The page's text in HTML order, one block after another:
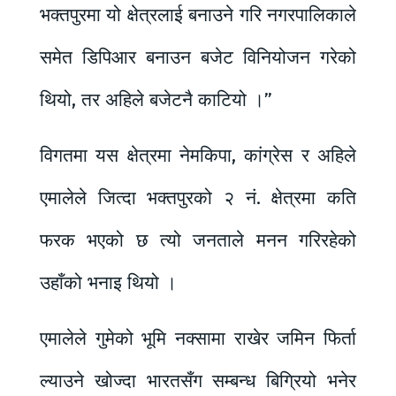
भक्तपुरमा यो क्षेत्रलाई बनाउने गरि नगरपालिकाले
समेत डिपिआर बनाउन बजेट विनियोजन गरेको
थियो, तर अहिले बजेटनै काटियो ।”
विगतमा यस क्षेत्रमा नेमकिपा, कांग्रेस र अहिले
एमालेले जित्दा भक्तपुरको २ नं. क्षेत्रमा कति
फरक भएको छ त्यो जनताले मनन गरिरहेको
उहाँको भनाइ थियो ।
एमालेले गुमेको भूमि नक्सामा राखेर जमिन फिर्ता
ल्याउने खोज्दा भारतसँग सम्बन्ध बिग्रियो भनेर